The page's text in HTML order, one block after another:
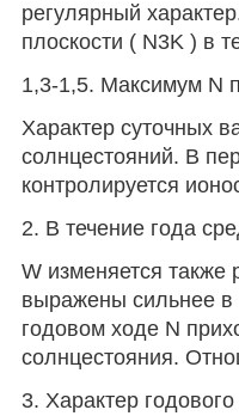
регулярный
плоскости ( N3K ) в
1,3-1,5. Максимум N
Характер суточных
солнцестояний. В
контролируется
2. В течение года
W изменяется
выражены сильнее в
годовом ходе N
солнцестояния.
3. Характер